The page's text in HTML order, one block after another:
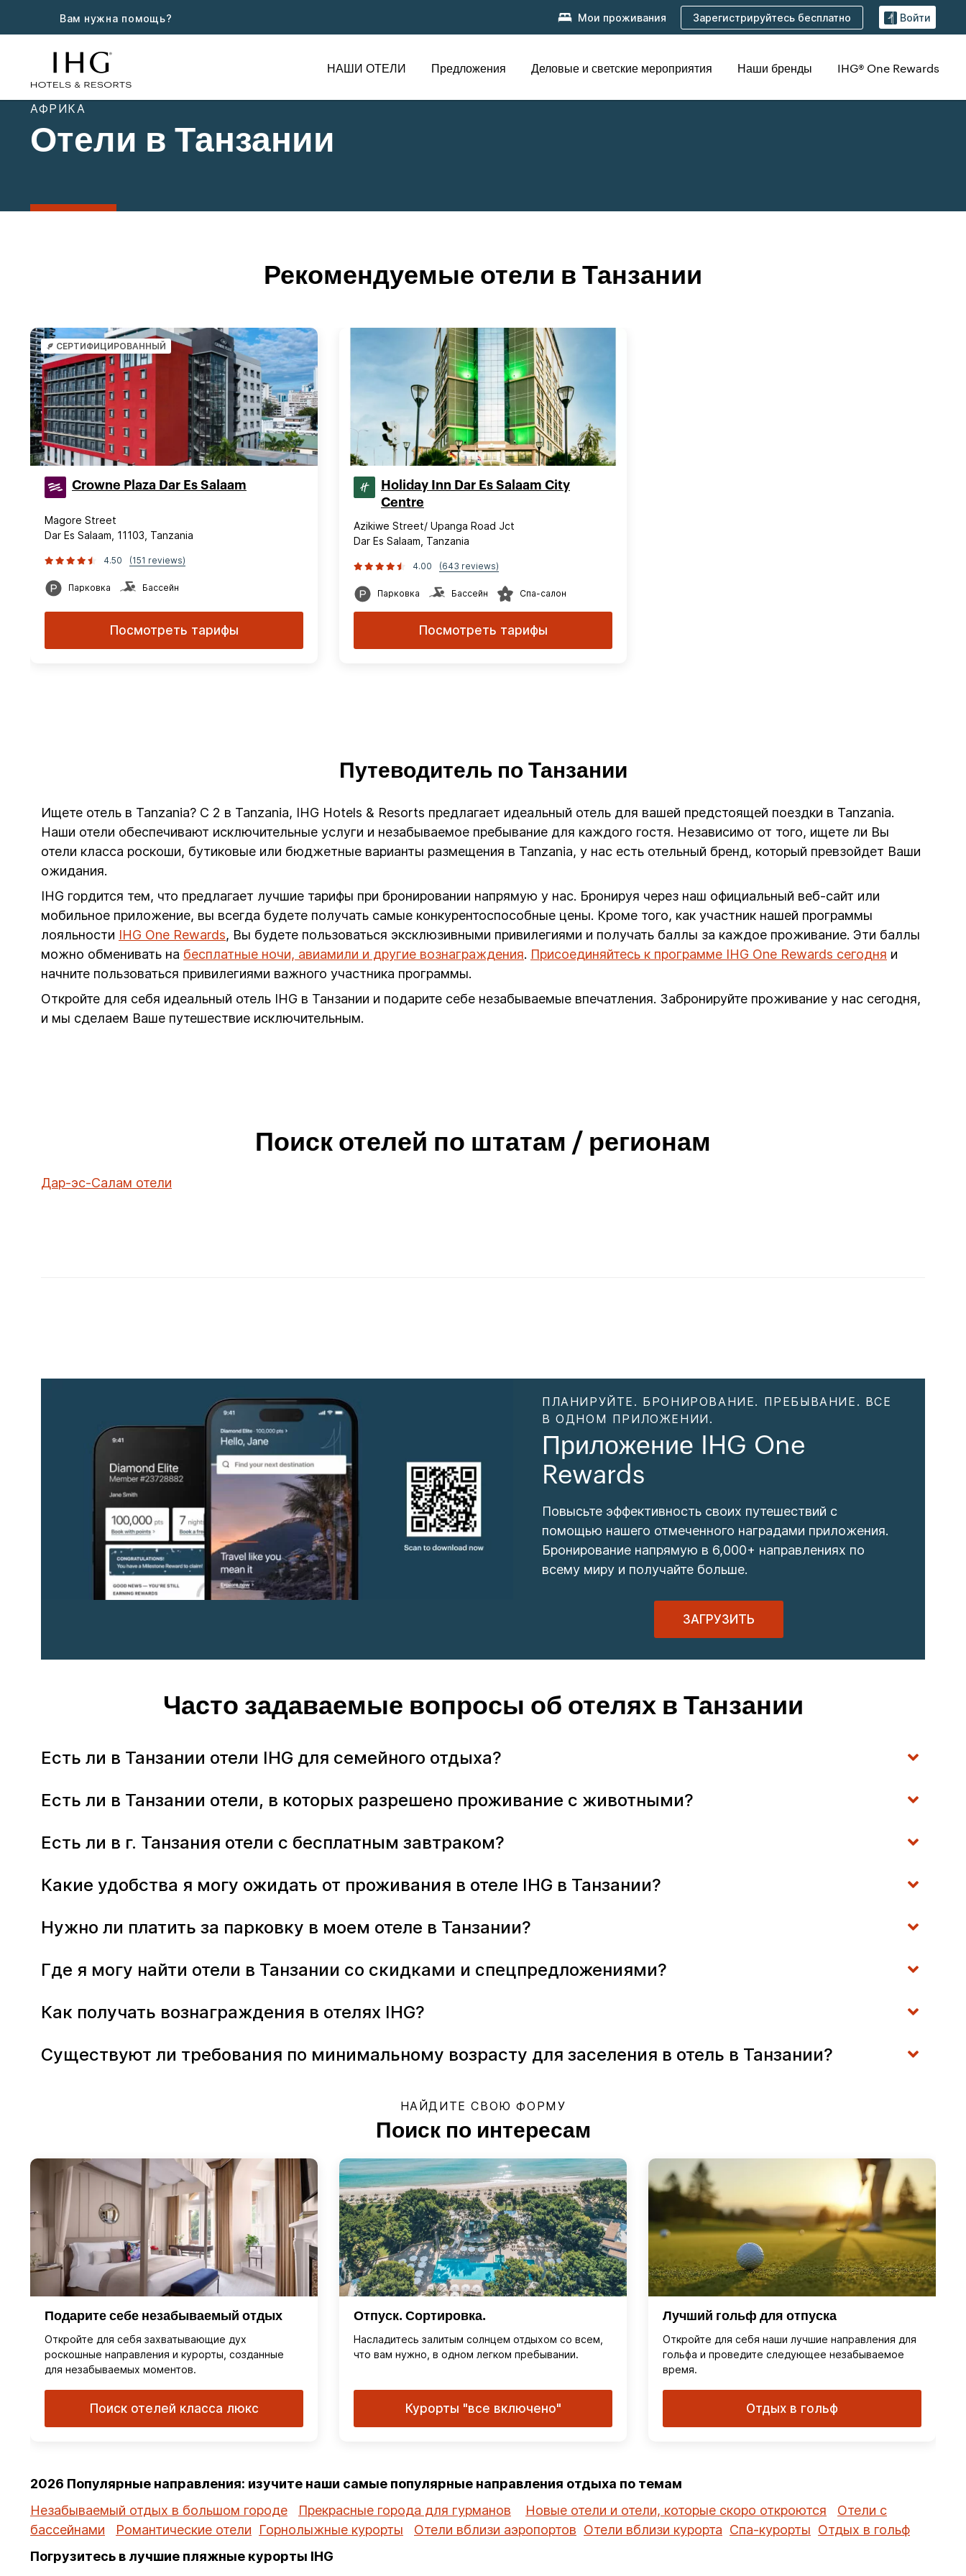
Вам нужна помощь? Мои проживания Зарегистрируйтесь бесплатно Войти
НАШИ ОТЕЛИ Предложения Деловые и светские мероприятия Наши бренды IHG® One Rewards
АФРИКА
Отели в Танзании
Рекомендуемые отели в Танзании
СЕРТИФИЦИРОВАННЫЙ
Crowne Plaza Dar Es Salaam
Magore Street
Dar Es Salaam, 11103, Tanzania
4.50 (151 reviews)
Парковка Бассейн
Посмотреть тарифы
Holiday Inn Dar Es Salaam City
Centre
Azikiwe Street/ Upanga Road Jct
Dar Es Salaam, Tanzania
4.00 (643 reviews)
Парковка Бассейн Спа-салон
Посмотреть тарифы
Путеводитель по Танзании
Ищете отель в Tanzania? С 2 в Tanzania, IHG Hotels & Resorts предлагает идеальный отель для вашей предстоящей поездки в Tanzania.
Наши отели обеспечивают исключительные услуги и незабываемое пребывание для каждого гостя. Независимо от того, ищете ли Вы
отели класса роскоши, бутиковые или бюджетные варианты размещения в Tanzania, у нас есть отельный бренд, который превзойдет Ваши
ожидания.
IHG гордится тем, что предлагает лучшие тарифы при бронировании напрямую у нас. Бронируя через наш официальный веб-сайт или
мобильное приложение, вы всегда будете получать самые конкурентоспособные цены. Кроме того, как участник нашей программы
лояльности IHG One Rewards, Вы будете пользоваться эксклюзивными привилегиями и получать баллы за каждое проживание. Эти баллы
можно обменивать на бесплатные ночи, авиамили и другие вознаграждения. Присоединяйтесь к программе IHG One Rewards сегодня и
начните пользоваться привилегиями важного участника программы.
Откройте для себя идеальный отель IHG в Танзании и подарите себе незабываемые впечатления. Забронируйте проживание у нас сегодня,
и мы сделаем Ваше путешествие исключительным.
Поиск отелей по штатам / регионам
Дар-эс-Салам отели
ПЛАНИРУЙТЕ. БРОНИРОВАНИЕ. ПРЕБЫВАНИЕ. ВСЕ
В ОДНОМ ПРИЛОЖЕНИИ.
Приложение IHG One
Rewards
Повысьте эффективность своих путешествий с
помощью нашего отмеченного наградами приложения.
Бронирование напрямую в 6,000+ направлениях по
всему миру и получайте больше.
ЗАГРУЗИТЬ
Часто задаваемые вопросы об отелях в Танзании
Есть ли в Танзании отели IHG для семейного отдыха?
Есть ли в Танзании отели, в которых разрешено проживание с животными?
Есть ли в г. Танзания отели с бесплатным завтраком?
Какие удобства я могу ожидать от проживания в отеле IHG в Танзании?
Нужно ли платить за парковку в моем отеле в Танзании?
Где я могу найти отели в Танзании со скидками и спецпредложениями?
Как получать вознаграждения в отелях IHG?
Существуют ли требования по минимальному возрасту для заселения в отель в Танзании?
НАЙДИТЕ СВОЮ ФОРМУ
Поиск по интересам
Подарите себе незабываемый отдых
Откройте для себя захватывающие дух
роскошные направления и курорты, созданные
для незабываемых моментов.
Поиск отелей класса люкс
Отпуск. Сортировка.
Насладитесь залитым солнцем отдыхом со всем,
что вам нужно, в одном легком пребывании.
Курорты "все включено"
Лучший гольф для отпуска
Откройте для себя наши лучшие направления для
гольфа и проведите следующее незабываемое
время.
Отдых в гольф
2026 Популярные направления: изучите наши самые популярные направления отдыха по темам
Незабываемый отдых в большом городе
Прекрасные города для гурманов Новые отели и отели, которые скоро откроются
Отели с
бассейнами
Романтические отели Горнолыжные курорты Отели вблизи аэропортов Отели вблизи курорта Спа-курорты Отдых в гольф
Погрузитесь в лучшие пляжные курорты IHG